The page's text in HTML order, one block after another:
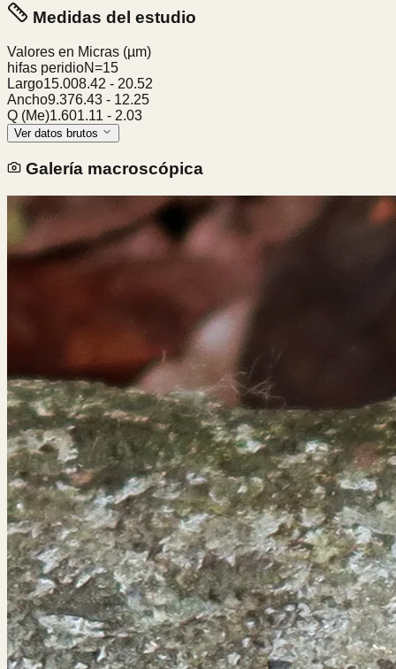
Medidas del estudio
Valores en Micras (µm)
hifas peridioN=15
Largo15.008.42 - 20.52
Ancho9.376.43 - 12.25
Q (Me)1.601.11 - 2.03
Ver datos brutos
Galería macroscópica